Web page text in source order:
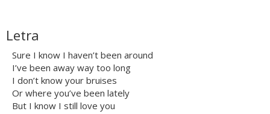
Letra
Sure I know I haven’t been around
I’ve been away way too long
I don’t know your bruises
Or where you’ve been lately
But I know I still love you